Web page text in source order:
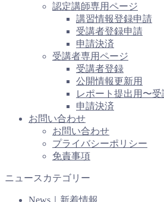
認定講師専用ページ
講習情報登録申請
受講者登録申請
申請決済
受講者専用ページ
受講者登録
公開情報更新用
レポート提出用〜
申請決済
お問い合わせ
お問い合わせ
プライバシーポリシー
免責事項
ニュースカテゴリー
News｜新着情報